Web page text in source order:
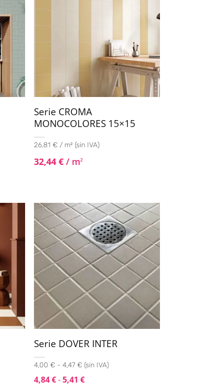
Serie CROMA
MONOCOLORES 15×15
26,81 € / m² (sin IVA)
32,44 €/ m2
Serie DOVER INTER
4,00 € - 4,47 € (sin IVA)
4,84€-5,41 €